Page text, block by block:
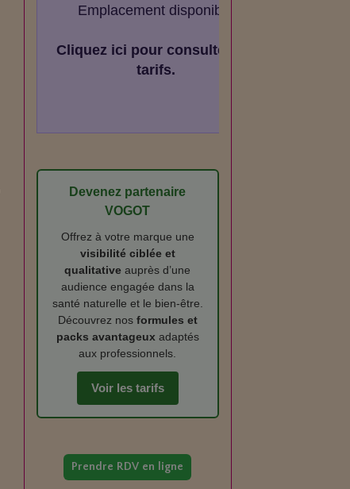
Emplacement disponible
Cliquez ici pour consulter les
tarifs.
Devenez partenaire
VOGOT
Offrez à votre marque une
visibilité ciblée et
qualitative auprès d’une
audience engagée dans la
santé naturelle et le bien‑être.
Découvrez nos formules et
packs avantageuxadaptés
aux professionnels.
Voir les tarifs
Prendre RDV en ligne